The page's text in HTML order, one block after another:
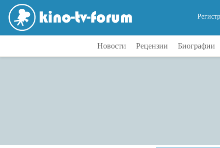
Новости Рецензии Биографии